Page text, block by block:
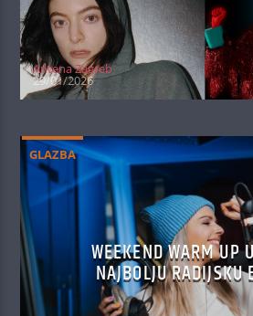
Antena Zagreb
29/01/2026
GLAZBA
WEEKEND WARM UP
NAJBOLJU